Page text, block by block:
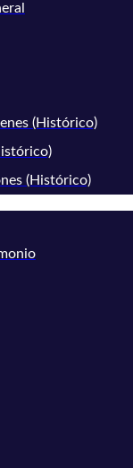
(Histórico)
(Histórico)